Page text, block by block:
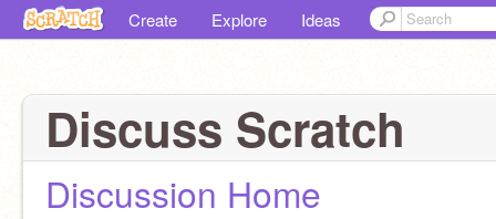
Create Explore Ideas
Discuss Scratch
Discussion Home